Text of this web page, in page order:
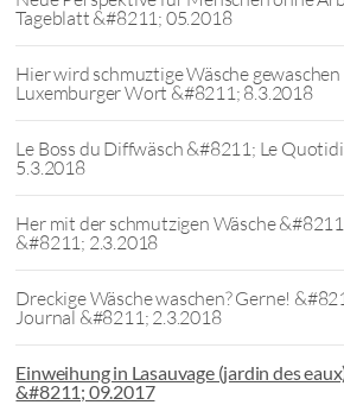
Tageblatt &#8211; 05.2018
Hier wird schmuztige Wäsche
Luxemburger Wort &#8211; 8.3.2018
Le Boss du Diffwäsch &#8211; Le
5.3.2018
Her mit der schmutzigen Wäsche
&#8211; 2.3.2018
Dreckige Wäsche waschen? Gerne!
Journal &#8211; 2.3.2018
Einweihung in Lasauvage (jardin des
&#8211; 09.2017